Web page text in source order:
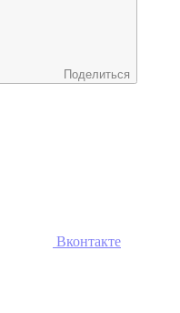
Поделиться
Вконтакте